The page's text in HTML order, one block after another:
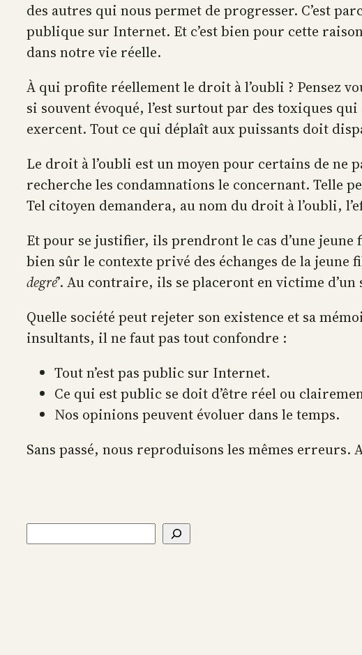
des autres qui nous permet de progresser. C’est
publique sur Internet. Et c’est bien pour cette
dans notre vie réelle.
À qui profite réellement le droit à l’oubli ? Pensez
si souvent évoqué, l’est surtout par des toxiques
exercent. Tout ce qui déplaît aux puissants doit
Le droit à l’oubli est un moyen pour certains de ne
recherche les condamnations le concernant. Telle
Tel citoyen demandera, au nom du droit à l’oubli,
Et pour se justifier, ils prendront le cas d’une
bien sûr le contexte privé des échanges de la
degré’. Au contraire, ils se placeront en victime
Quelle société peut rejeter son existence et sa
insultants, il ne faut pas tout confondre :
Tout n’est pas public sur Internet.
Ce qui est public se doit d’être réel ou
Nos opinions peuvent évoluer dans le temps.
Sans passé, nous reproduisons les mêmes